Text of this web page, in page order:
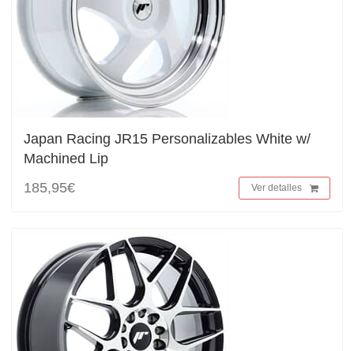
Japan Racing JR15 Personalizables White w/
Machined Lip
185,95€
Ver detalles